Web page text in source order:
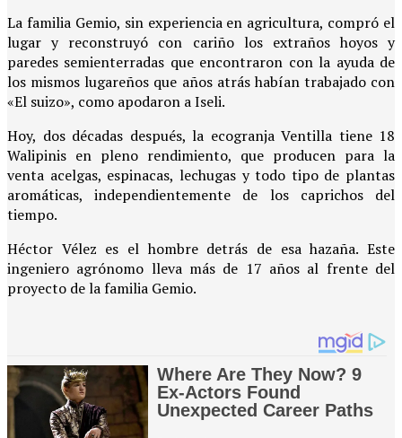
La familia Gemio, sin experiencia en agricultura, compró el
lugar y reconstruyó con cariño los extraños hoyos y
paredes semienterradas que encontraron con la ayuda de
los mismos lugareños que años atrás habían trabajado con
«El suizo», como apodaron a Iseli.
Hoy, dos décadas después, la ecogranja Ventilla tiene 18
Walipinis en pleno rendimiento, que producen para la
venta acelgas, espinacas, lechugas y todo tipo de plantas
aromáticas, independientemente de los caprichos del
tiempo.
Héctor Vélez es el hombre detrás de esa hazaña. Este
ingeniero agrónomo lleva más de 17 años al frente del
proyecto de la familia Gemio.